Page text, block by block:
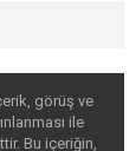
görüş ve
ile
Bu içeriğin,